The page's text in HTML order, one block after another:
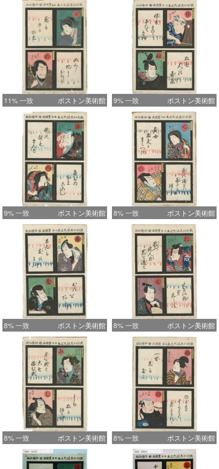
11% 一致 ボストン美術館 9% 一致 ボストン美術館
9% 一致 ボストン美術館 8% 一致 ボストン美術館
8% 一致 ボストン美術館 8% 一致 ボストン美術館
8% 一致 ボストン美術館 8% 一致 ボストン美術館